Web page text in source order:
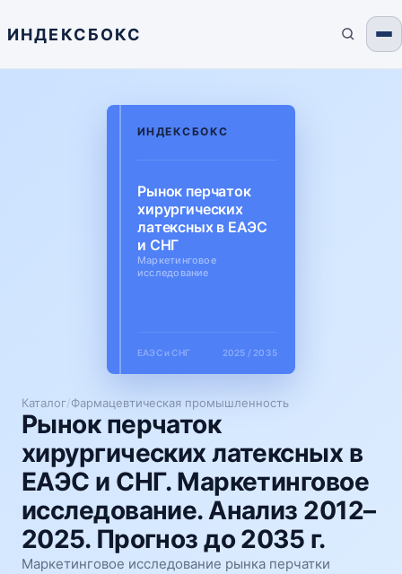
ИНДЕКСБОКС
Каталог/Фармацевтическая промышленность
Рынок перчаток
хирургических латексных в
ЕАЭС и СНГ. Маркетинговое
исследование. Анализ 2012–
2025. Прогноз до 2035 г.
Маркетинговое исследование рынка перчатки
ИНДЕКСБОКС
Рынок перчаток
хирургических
латексных в ЕАЭС
и СНГ
Маркетинговое
исследование
ЕАЭС и СНГ 2025 / 2035